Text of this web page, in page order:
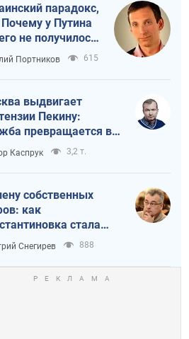
парадокс,
у Путина
не получилось
Портников 615
выдвигает
Пекину:
превращается в
России от
Каспрук 3,2 т.
собственных
как
стала
идеологической
для российских
Снегирев 888